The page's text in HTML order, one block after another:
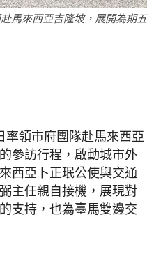
馬來西亞吉隆坡，展開為期五
率領市府團隊赴馬來西亞
參訪行程，啟動城市外
西亞卜正珉公使與交通
主任親自接機，展現對
支持，也為臺馬雙邊交